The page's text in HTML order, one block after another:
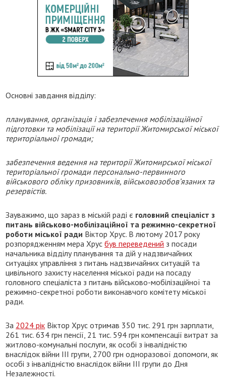
Основні завдання відділу:
планування, організація і забезпечення мобілізаційної
підготовки та мобілізації на території Житомирської міської
територіальної громади;
забезпечення ведення на території Житомирської міської
територіальної громади персонально-первинного
військового обліку призовників, військовозобов’язаних та
резервістів.
Зауважимо, що зараз в міській раді є головний спеціаліст з
питань військово-мобілізаційної та режимно-секретної
роботи міської ради Віктор Хрус. В лютому 2017 року
розпорядженням мера Хрусбув переведений з посади
начальника відділу планування та дій у надзвичайних
ситуаціях управління з питань надзвичайних ситуацій та
цивільного захисту населення міської ради на посаду
головного спеціаліста з питань військово-мобілізаційної та
режимно-секретної роботи виконавчого комітету міської
ради.
За 2024 рік Віктор Хрус отримав 350 тис. 291 грн зарплати,
261 тис. 634 грн пенсії, 21 тис. 594 грн компенсації витрат за
житлово-комунальні послуги, як особі з інвалідністю
внаслідок війни ІІІ групи, 2700 грн одноразової допомоги, як
особі з інвалідністю внаслідок війни ІІІ групи до Дня
Незалежності.